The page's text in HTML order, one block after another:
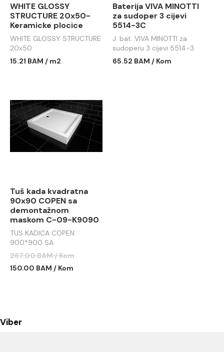
WHITE GLOSSY
STRUCTURE 20x50-
Keramicke plocice
WHITE GLOSSY STRUCTURE
20x50
15.21 BAM / m2
Baterija VIVA MINOTTI
za sudoper 3 cijevi
5514-3C
J. bat. VIVA MINOTTI za
sudoperu 3 cijevi 5514-3
65.52 BAM / Kom
Tuš kada kvadratna
90x90 COPEN sa
demontažnom
maskom C-09-K9090
TUS KADICA COPEN
900*900 SA
DEMONTAŽNOM MASKOM
C-09-K9090
267.00 BAM / Kom
150.00 BAM / Kom
Viber